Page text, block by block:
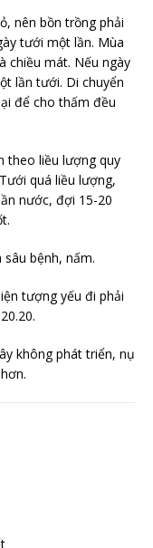
nên bồn trồng phải
tưới một lần. Mùa
chiều mát. Nếu ngày
lần tưới. Di chuyển
để cho thấm đều
theo liều lượng quy
quá liều lượng,
nước, đợi 15-20
bệnh, nấm.
tượng yếu đi phải
không phát triển, nụ